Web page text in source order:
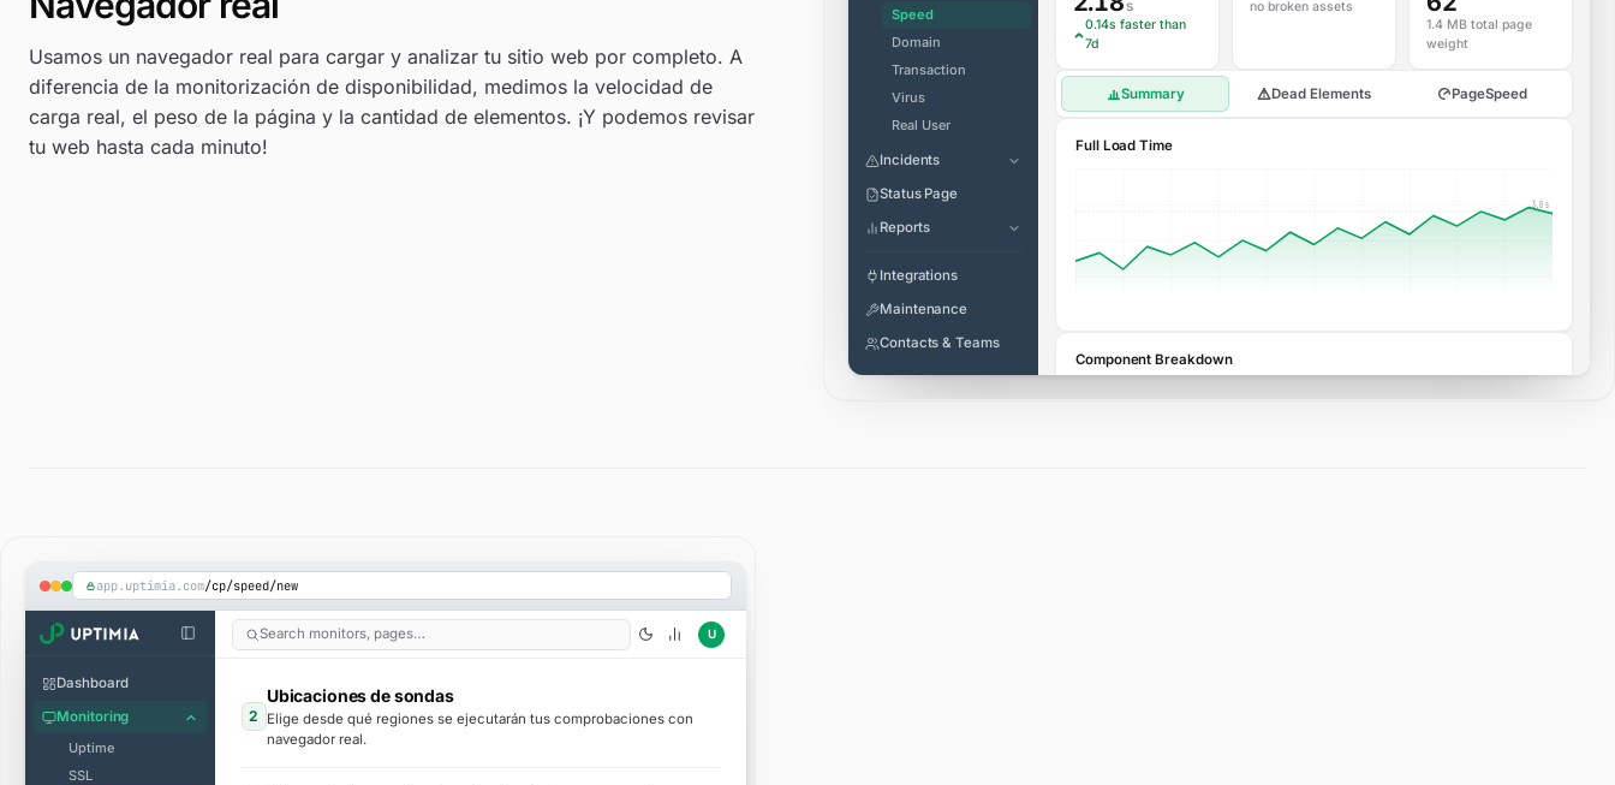
Usamos un navegador real para cargar y analizar tu sitio web por completo. A
diferencia de la monitorización de disponibilidad, medimos la velocidad de
carga real, el peso de la página y la cantidad de elementos. ¡Y podemos revisar
tu web hasta cada minuto!
Speed
Domain
Transaction
Virus
Real User
Incidents
Status Page
Reports
Integrations
Maintenance
Contacts & Teams
s
0.14s faster than
7d
no broken assets
1.4 MB total page
weight
Summary Dead Elements PageSpeed
Full Load Time
3.0 s
Component Breakdown
app.uptimia.com/cp/speed/new
Dashboard
Monitoring
Uptime
SSL
Search monitors, pages… U
2
Ubicaciones de sondas
Elige desde qué regiones se ejecutarán tus comprobaciones con
navegador real.